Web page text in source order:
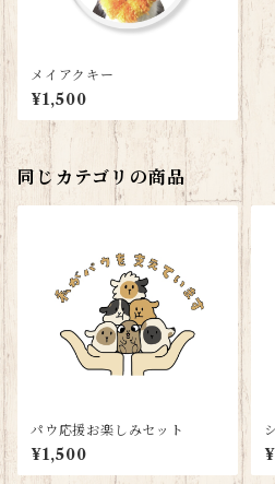
メイアクキー
¥1,500
同じカテゴリの商品
パウ応援お楽しみセット
¥1,500